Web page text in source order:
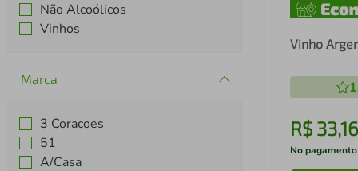
Não Alcoólicos
Vinhos
Marca
3 Coracoes
51
A/Casa
Vinho
R$ 33,16
No